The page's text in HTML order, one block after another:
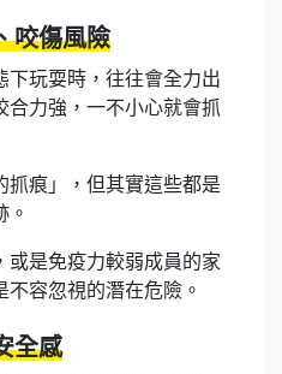
咬傷風險
下玩耍時，往往會全力出
合力強，一不小心就會抓
抓痕」，但其實這些都是
。
或是免疫力較弱成員的家
容忽視的潛在危險。
全感